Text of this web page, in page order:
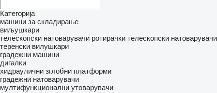
Категорија
машини за складирање
виљушкари
телескопски натоварувачи ротирачки телескопски натоварувачи
теренски вилушкари
градежни машини
дигалки
хидраулични зглобни платформи
градежни натоварувачи
мултифункционални утоварувачи